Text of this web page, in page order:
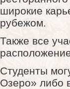
широкие
рубежом.
Также все
Студенты
Озеро» либо